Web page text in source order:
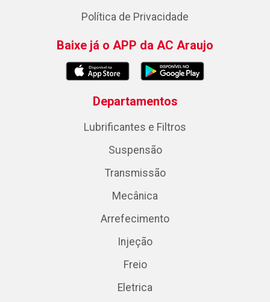
Política de Privacidade
Baixe já o APP da AC Araujo
Departamentos
Lubrificantes e Filtros
Suspensão
Transmissão
Mecânica
Arrefecimento
Injeção
Freio
Eletrica